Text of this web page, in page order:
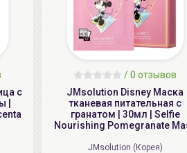
c
|
/0 отзывов
JMsolution Disney Маска
тканевая питательная с
гранатом | 30мл | Selfie
Nourishing Pomegranate
JMsolution (Корея)